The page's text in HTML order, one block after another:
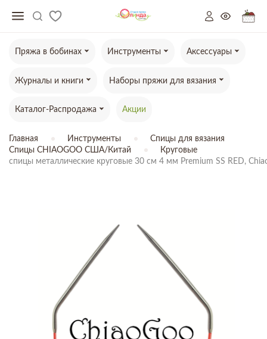
Пряжа в бобинах Инструменты Аксессуары
Журналы и книги Наборы пряжи для вязания
Каталог-Распродажа Акции
Главная Инструменты
Спицы для вязания
Спицы CHIAOGOO США/Китай
Круговые
спицы металлические круговые 30 см 4 мм Premium SS RED,